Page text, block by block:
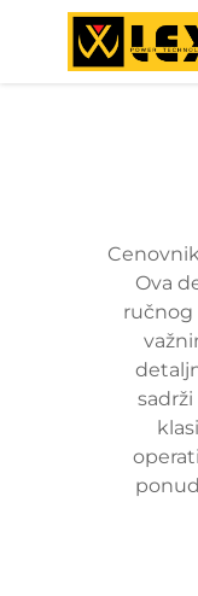
Ova
ručnog